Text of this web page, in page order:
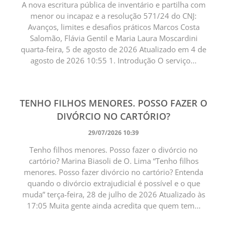
A nova escritura pública de inventário e partilha com
menor ou incapaz e a resolução 571/24 do CNJ:
Avanços, limites e desafios práticos Marcos Costa
Salomão, Flávia Gentil e Maria Laura Moscardini
quarta-feira, 5 de agosto de 2026 Atualizado em 4 de
agosto de 2026 10:55 1. Introdução O serviço...
TENHO FILHOS MENORES. POSSO FAZER O
DIVÓRCIO NO CARTÓRIO?
29/07/2026 10:39
Tenho filhos menores. Posso fazer o divórcio no
cartório? Marina Biasoli de O. Lima “Tenho filhos
menores. Posso fazer divórcio no cartório? Entenda
quando o divórcio extrajudicial é possível e o que
muda” terça-feira, 28 de julho de 2026 Atualizado às
17:05 Muita gente ainda acredita que quem tem...